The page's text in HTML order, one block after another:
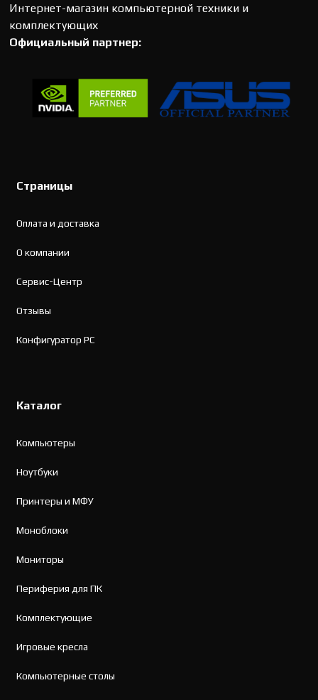
Интернет-магазин компьютерной техники и
комплектующих
Официальный партнер:
Страницы
Оплата и доставка
О компании
Сервис-Центр
Отзывы
Конфигуратор PC
Каталог
Компьютеры
Ноутбуки
Принтеры и МФУ
Моноблоки
Мониторы
Периферия для ПК
Комплектующие
Игровые кресла
Компьютерные столы